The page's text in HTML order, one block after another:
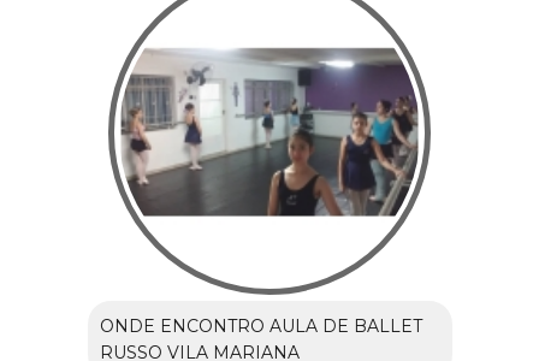
ONDE ENCONTRO AULA DE BALLET
RUSSO VILA MARIANA